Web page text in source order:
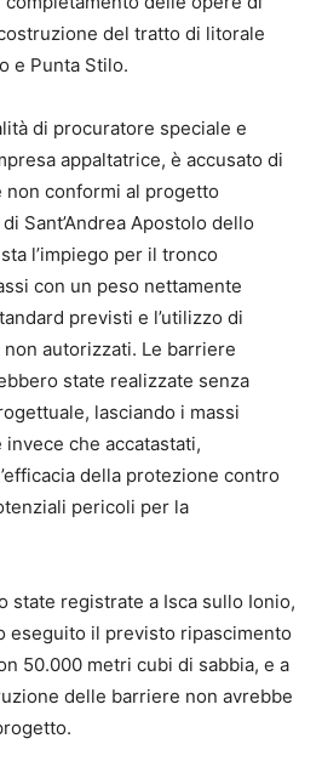
del tratto di litorale
e Punta Stilo.
di procuratore speciale e
appaltatrice, è accusato di
conformi al progetto
Sant’Andrea Apostolo dello
l’impiego per il tronco
con un peso nettamente
previsti e l’utilizzo di
autorizzati. Le barriere
state realizzate senza
lasciando i massi
che accatastati,
della protezione contro
pericoli per la
state registrate a Isca sullo Ionio,
eseguito il previsto ripascimento
50.000 metri cubi di sabbia, e a
delle barriere non avrebbe